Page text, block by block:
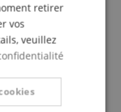
0
1
0
0
retirer
vos
veuillez